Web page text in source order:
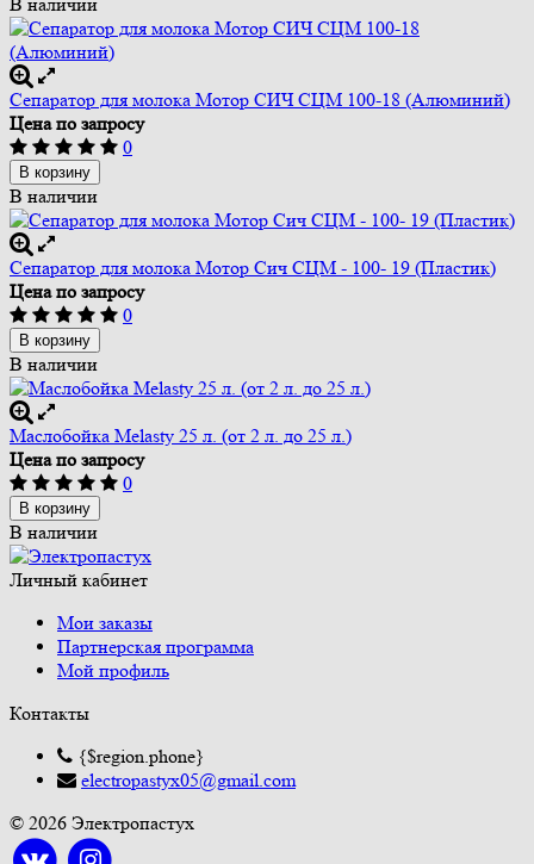
Сепаратор для молока Мотор СИЧ СЦМ 100-18 (Алюминий)
Цена по запросу
0
В корзину
В наличии
Сепаратор для молока Мотор Сич СЦМ - 100- 19 (Пластик)
Цена по запросу
0
В корзину
В наличии
Маслобойка Melasty 25 л. (от 2 л. до 25 л.)
Цена по запросу
0
В корзину
В наличии
Личный кабинет
Мои заказы
Партнерская программа
Мой профиль
Контакты
{$region.phone}
electropastyx05@gmail.com
© 2026 Электропастух